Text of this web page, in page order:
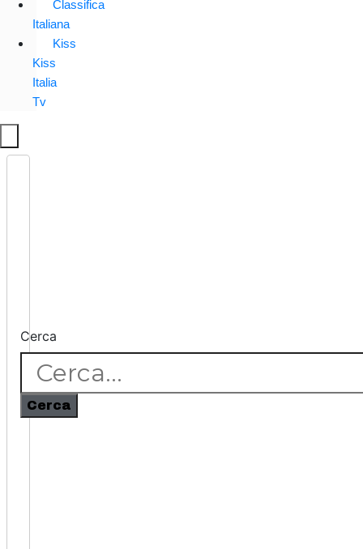
Classifica
Italiana
Kiss
Kiss
Italia
Tv
Cerca
Cerca